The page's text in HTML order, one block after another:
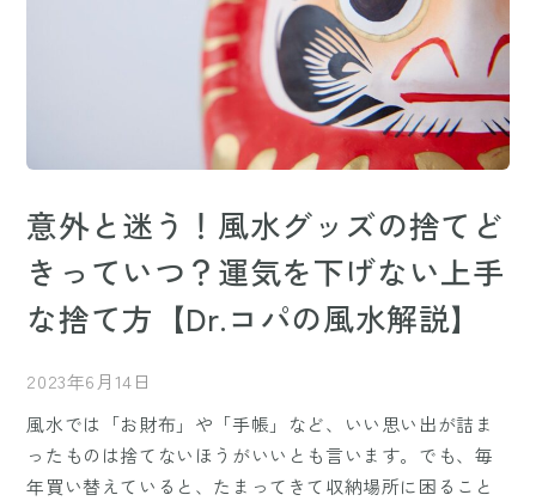
意外と迷う！風水グッズの捨てど
きっていつ？運気を下げない上手
な捨て方【Dr.コパの風水解説】
2023年6月14日
風水では「お財布」や「手帳」など、いい思い出が詰ま
ったものは捨てないほうがいいとも言います。でも、毎
年買い替えていると、たまってきて収納場所に困ること